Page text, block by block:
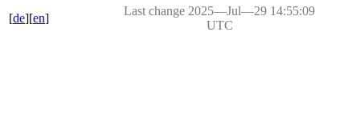
[de][en]
Last change 2025―Jul―29 14:55:09
UTC